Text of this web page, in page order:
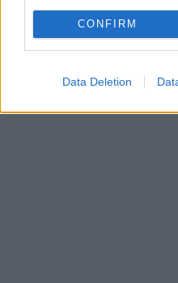
CONFIRM
Data Deletion